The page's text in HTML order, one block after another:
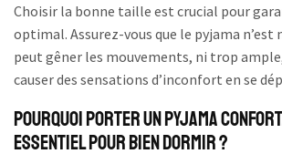
Choisir la bonne taille est crucial pour
optimal. Assurez-vous que le pyjama n’est
peut gêner les mouvements, ni trop
causer des sensations d’inconfort en se
Pourquoi porter un pyjama
essentiel pour bien dormir ?